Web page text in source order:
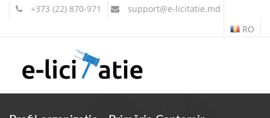
+373 (22) 870-971 support@e-licitatie.md
RO